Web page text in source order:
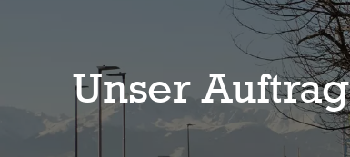
Unser Auftrag